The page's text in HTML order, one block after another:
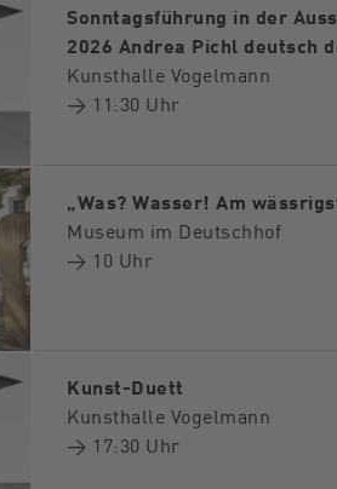
Sonntagsführung in der
2026 Andrea Pichl deutsch
Kunsthalle Vogelmann
→ 11:30 Uhr
„Was? Wasser! Am
Museum im Deutschhof
→ 10 Uhr
Kunst-Duett
Kunsthalle Vogelmann
→ 17:30 Uhr